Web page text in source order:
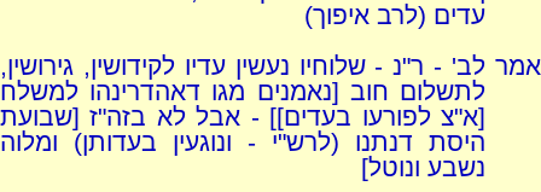
עדים (לרב איפוך)
אמר לב' - ר"נ - שלוחיו נעשין עדיו לקידושין, גירושין,
לתשלום חוב [נאמנים מגו דאהדרינהו למשלח
[א"צ לפורעו בעדים]] - אבל לא בזה"ז [שבועת
היסת דנתנו (לרש"י - ונוגעין בעדותן) ומלוה
נשבע ונוטל]